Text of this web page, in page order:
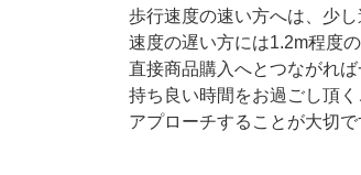
歩行速度の速い方へは、少
速度の遅い方には1.2m程度
直接商品購入へとつながれ
持ち良い時間をお過ごし頂
アプローチすることが大切で